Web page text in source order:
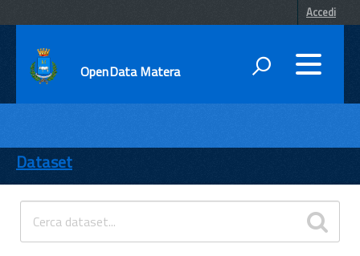
Accedi
OpenData Matera
ENTI
TEMI
INFORMAZIONI
Dataset